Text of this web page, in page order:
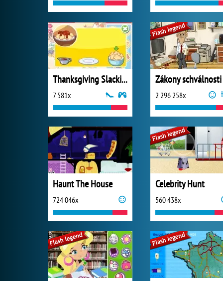
Thanksgiving Slacking 2013
7 581x
Zákony
2 296 258x
Haunt The House
724 046x
Celebrity Hunt
560 438x